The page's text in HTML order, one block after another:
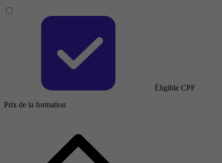
Éligible CPF
Prix de la formation